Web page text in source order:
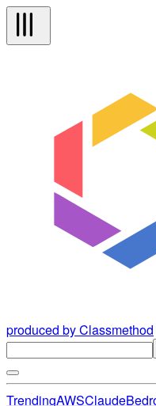
produced by Classmethod
TrendingAWSClaude